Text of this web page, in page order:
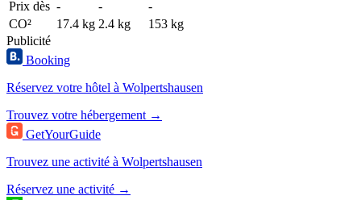
Prix dès - -
-
CO²
17.4 kg 2.4 kg
153 kg
Publicité
Booking
Réservez votre hôtel à Wolpertshausen
Trouvez votre hébergement →
GetYourGuide
Trouvez une activité à Wolpertshausen
Réservez une activité →